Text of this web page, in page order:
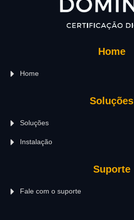
Home
Home
Soluções
Soluções
Instalação
Suporte
Fale com o suporte